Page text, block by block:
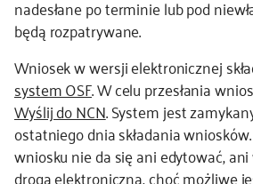
nadesłane po terminie lub pod
będą rozpatrywane.
Wniosek w wersji elektronicznej
system OSF. W celu przesłania
Wyślij do NCN. System jest
ostatniego dnia składania
wniosku nie da się ani edytować, ani
drogą elektroniczną, choć możliwe